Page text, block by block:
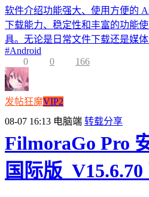
软件介绍功能强大、使用方便的
下载能力、稳定性和丰富的功能
具。无论是日常文件下载还是媒
#Android
0
0 166
发帖狂魔VIP2
08-07 16:13 电脑端 转载分享
FilmoraGo Pro
国际版